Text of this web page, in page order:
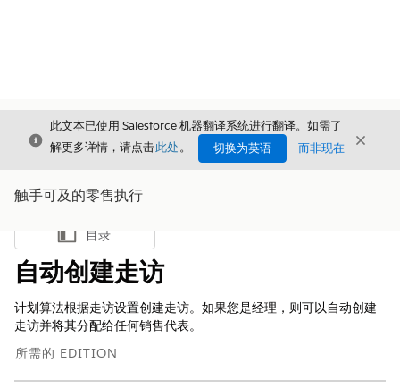
关闭
此文本已使用 Salesforce 机器翻译系统进行翻译。如需了
解更多详情，请点击此处。 切换为英语 而非现在 关闭
触手可及的零售执行
显示目录
目录
自动创建走访
计划算法根据走访设置创建走访。如果您是经理，则可以自动创建
走访并将其分配给任何销售代表。
所需的 EDITION